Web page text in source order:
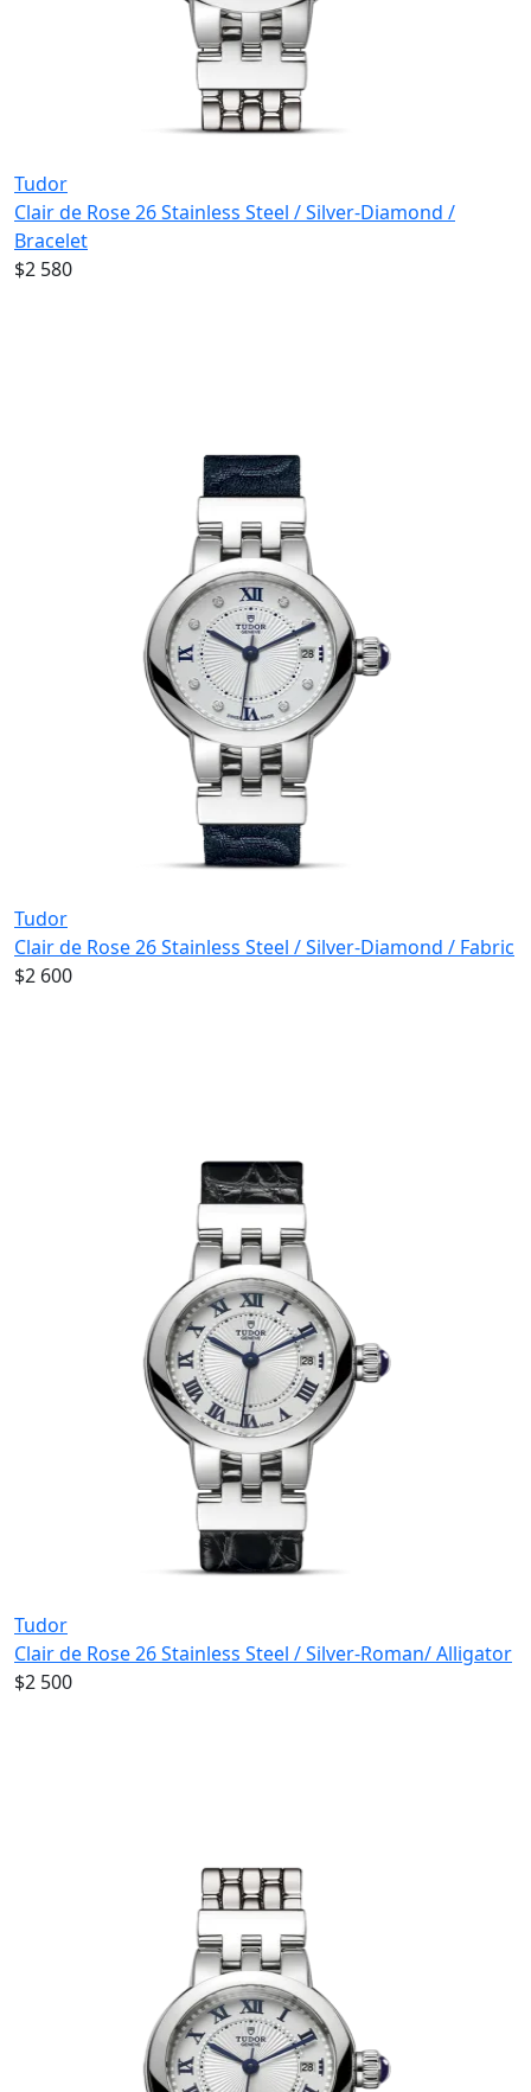
Tudor
Clair de Rose 26 Stainless Steel / Silver-Diamond /
Bracelet
$2 580
Tudor
Clair de Rose 26 Stainless Steel / Silver-Diamond / Fabric
$2 600
Tudor
Clair de Rose 26 Stainless Steel / Silver-Roman/ Alligator
$2 500